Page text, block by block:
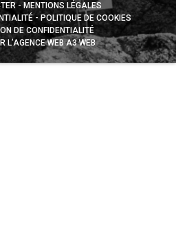
MENTIONS LÉGALES
POLITIQUE DE COOKIES
DE CONFIDENTIALITÉ
L’AGENCE WEB A3 WEB